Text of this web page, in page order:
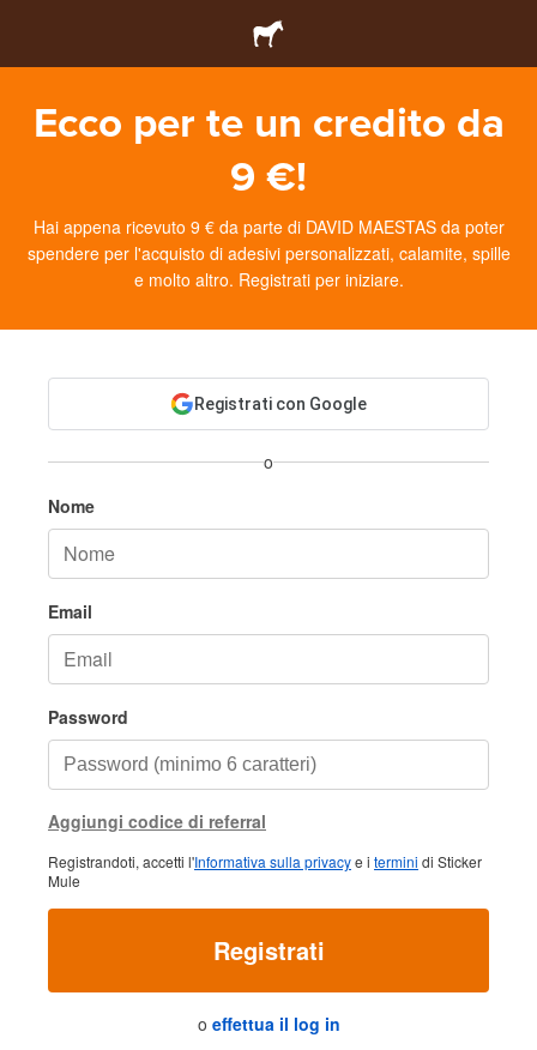
Ecco per te un credito da
9 €!
Hai appena ricevuto 9 € da parte di DAVID MAESTAS da poter
spendere per l'acquisto di adesivi personalizzati, calamite, spille
e molto altro. Registrati per iniziare.
Registrati con Google
o
Nome
Email
Password
Aggiungi codice di referral
Registrandoti, accetti l'Informativa sulla privacye i termini di Sticker
Mule
Registrati
o effettua il log in